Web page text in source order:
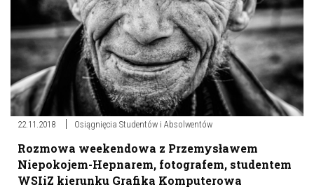
22.11.2018 Osiągnięcia Studentów i Absolwentów
Rozmowa weekendowa z Przemysławem
Niepokojem-Hepnarem, fotografem, studentem
WSIiZ kierunku Grafika Komputerowa